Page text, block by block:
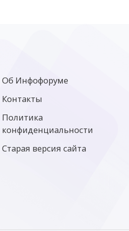
Об Инфофоруме
Контакты
Политика
конфиденциальности
Старая версия сайта